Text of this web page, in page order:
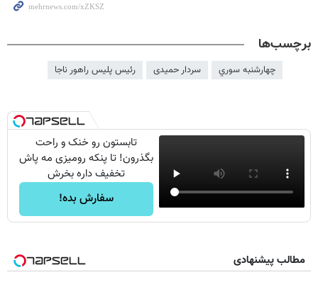
برچسب‌ها
چهارشنبه سوري سردار حمیدی رئیس پلیس راهور ناجا
تابستون رو خنک و راحت
بگذرون! تا پنکه رومیزی مه پاش
تخفیف داره بخرش
سفارش بده!
مطالب پیشنهادی